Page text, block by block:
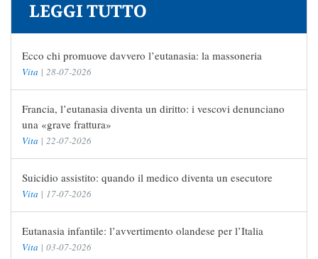
LEGGI TUTTO
Ecco chi promuove davvero l’eutanasia: la massoneria
Vita | 28-07-2026
Francia, l’eutanasia diventa un diritto: i vescovi denunciano
una «grave frattura»
Vita | 22-07-2026
Suicidio assistito: quando il medico diventa un esecutore
Vita | 17-07-2026
Eutanasia infantile: l’avvertimento olandese per l’Italia
Vita | 03-07-2026